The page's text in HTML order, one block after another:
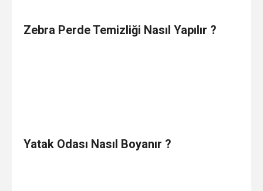
Zebra Perde Temizliği Nasıl Yapılır ?
Yatak Odası Nasıl Boyanır ?